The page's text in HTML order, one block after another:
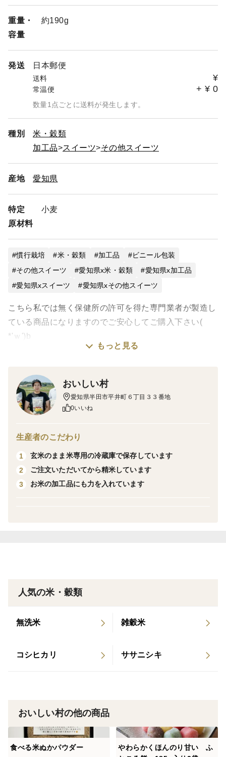
重量・
容量
約190g
発送 日本郵便
送料 ¥
常温便 + ¥ 0
数量1点ごとに送料が発生します。
種別
米・穀類
加工品
スイーツ その他スイーツ
産地 愛知県
特定
原材料
小麦
慣行栽培 米・穀類 加工品
ビニール包装
その他スイーツ
愛知県x米・穀類
愛知県x加工品
愛知県xスイーツ
愛知県xその他スイーツ
こちら私では無く保健所の許可を得た専門業者が製造し
ている商品になりますのでご安心してご購入下さい(
*'ｗ')b
る為、どこよりも早く出来立てを発送致します。
販売許可のある会社ですので、商品の保管や発送に関し
お子様に身体に優しいおやつはいかがですか？？
一升餅のお祝いにされる方も多くいらっしゃいます。
(ご用意に数日かかる場合がありますので、色指定の場
合にはお早めにご連絡下さい)
一升餅をご希望の場合は、お餅一升分(185ｇ入り9袋)を
もっと見る
おいしい村
愛知県半田市平井町６丁目３３番地
0いいね
生産者のこだわり
1
玄米のまま米専用の冷蔵庫で保存しています
2
ご注文いただいてから精米しています
3
お米の加工品にも力を入れています
人気の米・穀類
無洗米 雑穀米
コシヒカリ ササニシキ
おいしい村の他の商品
食べる米ぬかパウダー
やわらかくほんのり甘い ふ